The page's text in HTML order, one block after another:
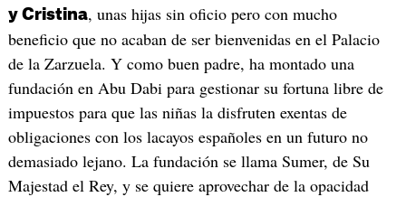
y Cristina, unas hijas sin oficio pero con mucho
beneficio que no acaban de ser bienvenidas en el Palacio
de la Zarzuela. Y como buen padre, ha montado una
fundación en Abu Dabi para gestionar su fortuna libre de
impuestos para que las niñas la disfruten exentas de
obligaciones con los lacayos españoles en un futuro no
demasiado lejano. La fundación se llama Sumer, de Su
Majestad el Rey, y se quiere aprovechar de la opacidad